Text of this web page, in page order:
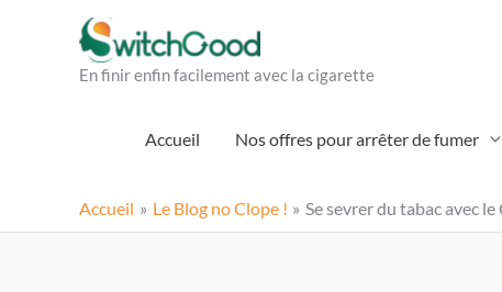
En finir enfin facilement avec la cigarette
Accueil Nos offres pour arrêter de fumer
Accueil Le Blog no Clope ! Se sevrer du tabac avec